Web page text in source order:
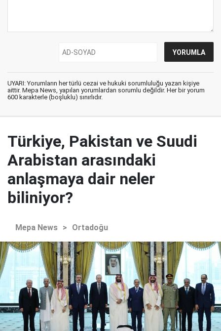
UYARI: Yorumların her türlü cezai ve hukuki sorumluluğu yazan kişiye
aittir. Mepa News, yapılan yorumlardan sorumlu değildir. Her bir yorum
600 karakterle (boşluklu) sınırlıdır.
Türkiye, Pakistan ve Suudi
Arabistan arasındaki
anlaşmaya dair neler
biliniyor?
Mepa News > Ortadoğu